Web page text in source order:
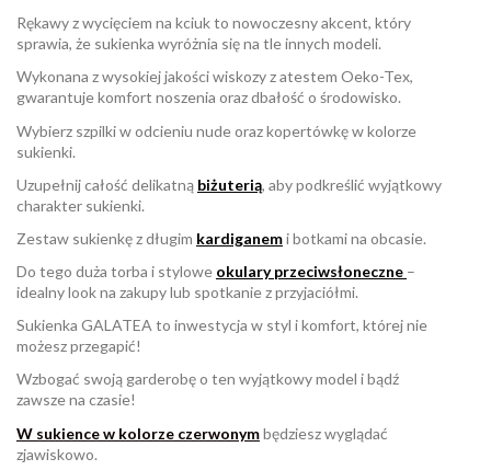
Rękawy z wycięciem na kciuk to nowoczesny akcent, który
sprawia, że sukienka wyróżnia się na tle innych modeli.
Wykonana z wysokiej jakości wiskozy z atestem Oeko-Tex,
gwarantuje komfort noszenia oraz dbałość o środowisko.
Wybierz szpilki w odcieniu nude oraz kopertówkę w kolorze
sukienki.
Uzupełnij całość delikatną biżuterią, aby podkreślić wyjątkowy
charakter sukienki.
Zestaw sukienkę z długim kardiganemi botkami na obcasie.
Do tego duża torba i stylowe okulary przeciwsłoneczne –
idealny look na zakupy lub spotkanie z przyjaciółmi.
Sukienka GALATEA to inwestycja w styl i komfort, której nie
możesz przegapić!
Wzbogać swoją garderobę o ten wyjątkowy model i bądź
zawsze na czasie!
W sukience w kolorze czerwonymbędziesz wyglądać
zjawiskowo.